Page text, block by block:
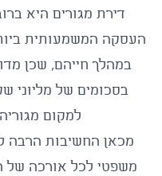
דירת מגורים היא
העסקה המשמעותית
במהלך חייהם, שכן
בסכומים של מליוני
למקום
מכאן החשיבות הרבה
משפטי לכל אורכה של